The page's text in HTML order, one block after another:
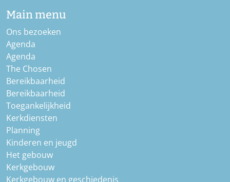
Main menu
Ons bezoeken
Agenda
Agenda
The Chosen
Bereikbaarheid
Bereikbaarheid
Toegankelijkheid
Kerkdiensten
Planning
Kinderen en jeugd
Het gebouw
Kerkgebouw
Kerkgebouw en geschiedenis